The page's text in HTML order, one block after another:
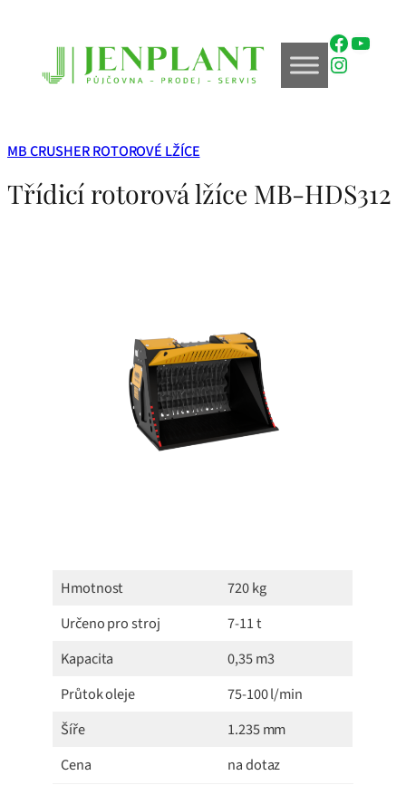
MB CRUSHER ROTOROVÉ LŽÍCE
Třídicí rotorová lžíce MB-HDS312
Hmotnost
720 kg
Určeno pro stroj
7-11 t
Kapacita
0,35 m3
Průtok oleje
75-100 l/min
Šíře
1.235 mm
Cena
na dotaz